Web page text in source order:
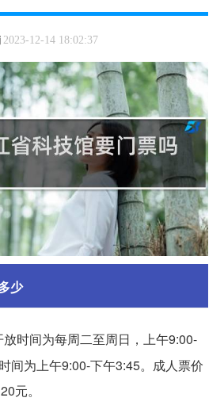
2023-12-14 18:02:37
少
时间为每周二至周日，上午9:00-
间为上午9:00-下午3:45。成人票价
元。